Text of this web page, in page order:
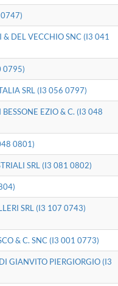
0747)
& DEL VECCHIO SNC (I3 041
0795)
SRL (I3 056 0797)
BESSONE EZIO & C. (I3 048
0801)
SRL (I3 081 0802)
SRL (I3 107 0743)
& C. SNC (I3 001 0773)
GIANVITO PIERGIORGIO (I3